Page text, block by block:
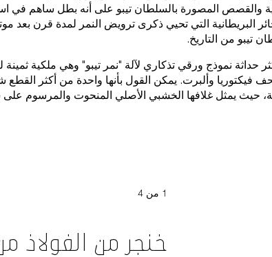
والقصص المصورة بالسلطان تيبو على أنه بطل ساهم في
البريطانية التي تحيي ذكرى ترويض النمر لمدة قرن بعد
تيبو من التاريخ.
حداثة نموذج ورقي تذكاري لآلة "نمر تيبو" وهي ملكية ثمينة
فيكتوريا وألبرت. يمكن القول بأنها واحدة من أكثر
حيث يمثل غلافها الخشبي الأصلي المنحوت والمرسوم
1 من 4 2 من 4 3 من 4 4 من 4